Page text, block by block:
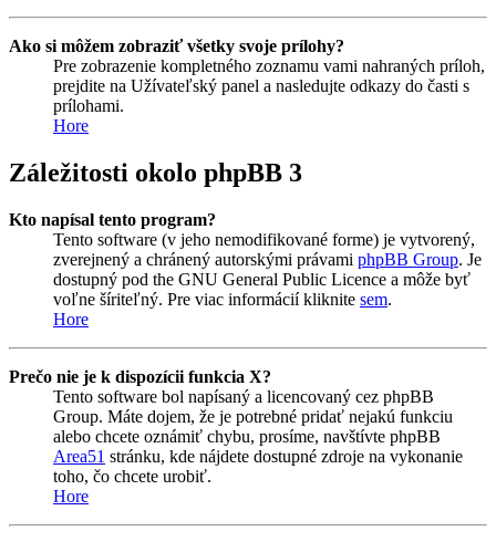
Ako si môžem zobraziť všetky svoje prílohy?
Pre zobrazenie kompletného zoznamu vami nahraných príloh,
prejdite na Užívateľský panel a nasledujte odkazy do časti s
prílohami.
Hore
Záležitosti okolo phpBB 3
Kto napísal tento program?
Tento software (v jeho nemodifikované forme) je vytvorený,
zverejnený a chránený autorskými právami phpBB Group. Je
dostupný pod the GNU General Public Licence a môže byť
voľne šíriteľný. Pre viac informácií kliknite sem.
Hore
Prečo nie je k dispozícii funkcia X?
Tento software bol napísaný a licencovaný cez phpBB
Group. Máte dojem, že je potrebné pridať nejakú funkciu
alebo chcete oznámiť chybu, prosíme, navštívte phpBB
Area51 stránku, kde nájdete dostupné zdroje na vykonanie
toho, čo chcete urobiť.
Hore